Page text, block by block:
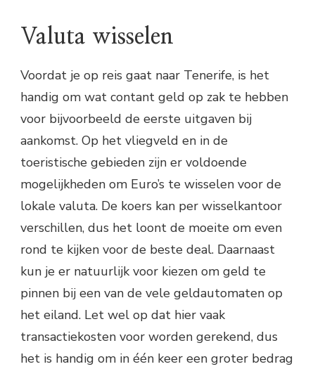
Valuta wisselen
Voordat je op reis gaat naar Tenerife, is het
handig om wat contant geld op zak te hebben
voor bijvoorbeeld de eerste uitgaven bij
aankomst. Op het vliegveld en in de
toeristische gebieden zijn er voldoende
mogelijkheden om Euro’s te wisselen voor de
lokale valuta. De koers kan per wisselkantoor
verschillen, dus het loont de moeite om even
rond te kijken voor de beste deal. Daarnaast
kun je er natuurlijk voor kiezen om geld te
pinnen bij een van de vele geldautomaten op
het eiland. Let wel op dat hier vaak
transactiekosten voor worden gerekend, dus
het is handig om in één keer een groter bedrag